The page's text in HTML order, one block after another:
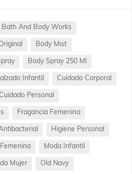
Bath And Body Works
Body Mist
Body Spray 250 Ml
Infantil Cuidado Corporal
Cuidado Personal
Fragancia Femenina
Higiene Personal
Moda Infantil
Mujer Old Navy